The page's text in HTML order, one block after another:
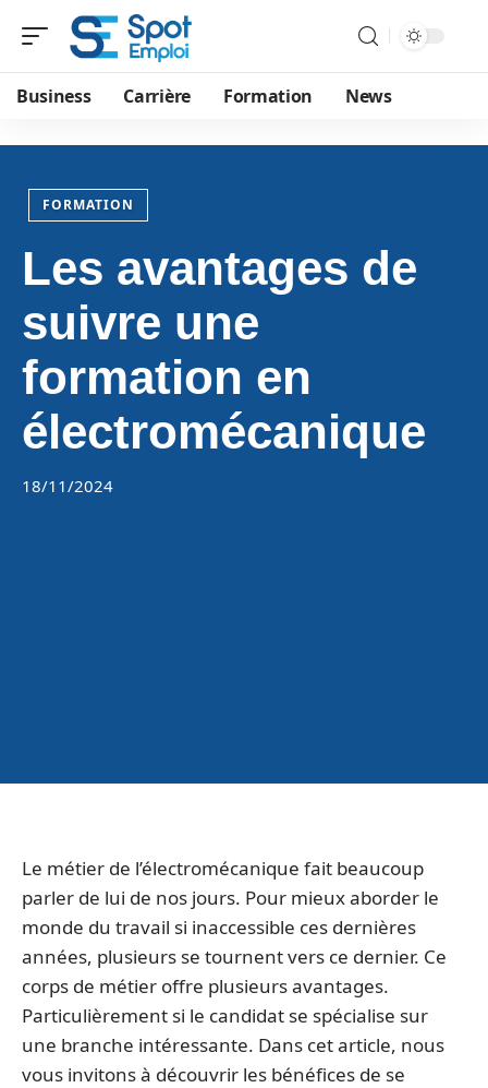
Business Carrière Formation News
FORMATION
Les avantages de
suivre une
formation en
électromécanique
18/11/2024
Le métier de l’électromécanique fait beaucoup
parler de lui de nos jours. Pour mieux aborder le
monde du travail si inaccessible ces dernières
années, plusieurs se tournent vers ce dernier. Ce
corps de métier offre plusieurs avantages.
Particulièrement si le candidat se spécialise sur
une branche intéressante. Dans cet article, nous
vous invitons à découvrir les bénéfices de se